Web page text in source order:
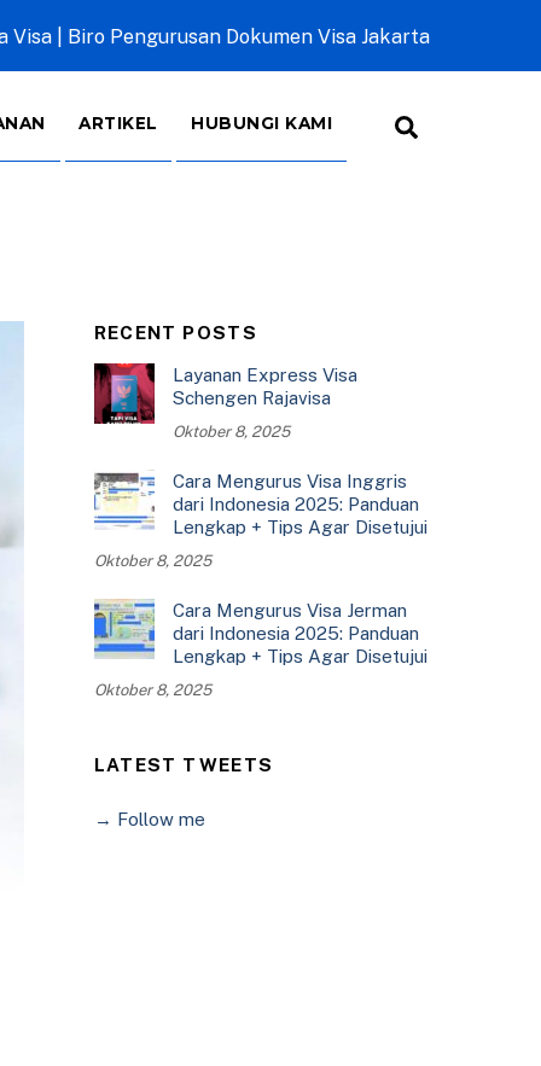
Visa | Biro Pengurusan Dokumen Visa Jakarta
ARTIKEL HUBUNGI KAMI
RECENT POSTS
Layanan Express Visa
Schengen Rajavisa
Oktober 8, 2025
Cara Mengurus Visa Inggris
dari Indonesia 2025: Panduan
Lengkap + Tips Agar Disetujui
Oktober 8, 2025
Cara Mengurus Visa Jerman
dari Indonesia 2025: Panduan
Lengkap + Tips Agar Disetujui
Oktober 8, 2025
LATEST TWEETS
→ Follow me